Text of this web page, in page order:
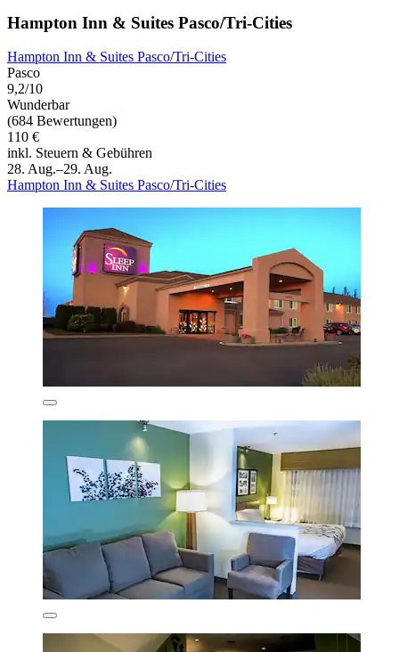
Hampton Inn & Suites Pasco/Tri-Cities
Hampton Inn & Suites Pasco/Tri-Cities
Pasco
9,2/10
Wunderbar
(684 Bewertungen)
110 €
inkl. Steuern & Gebühren
28. Aug.–29. Aug.
Hampton Inn & Suites Pasco/Tri-Cities